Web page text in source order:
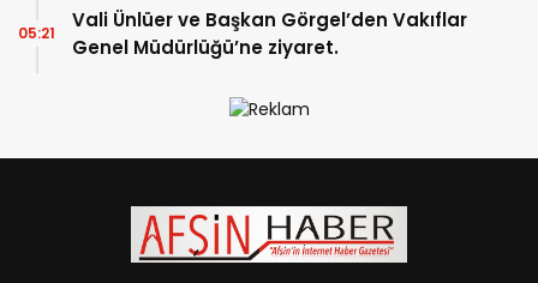
Vali Ünlüer ve Başkan Görgel’den Vakıflar
Genel Müdürlüğü’ne ziyaret.
05:21